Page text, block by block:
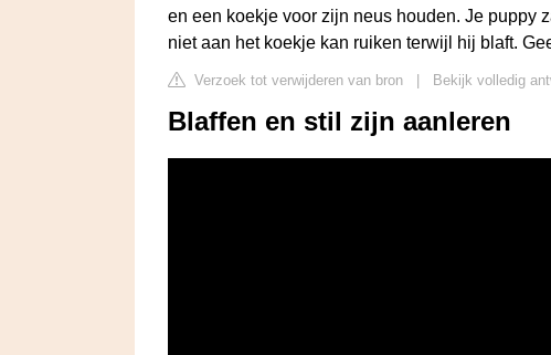
en een koekje voor zijn neus houden. Je puppy
niet aan het koekje kan ruiken terwijl hij blaft.
Verzoek tot verwijderen van bron Bekijk volledig
Blaffen en stil zijn aanleren